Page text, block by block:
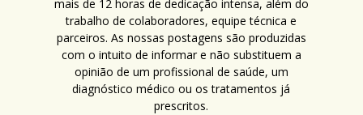
mais de 12 horas de dedicação intensa, além do
trabalho de colaboradores, equipe técnica e
parceiros. As nossas postagens são produzidas
com o intuito de informar e não substituem a
opinião de um profissional de saúde, um
diagnóstico médico ou os tratamentos já
prescritos.